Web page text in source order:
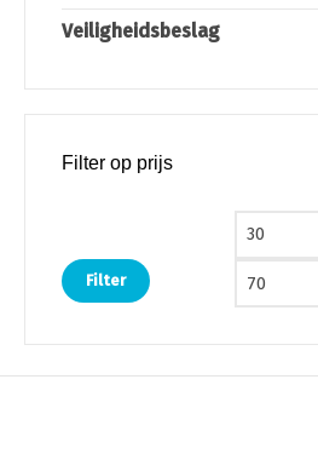
Veiligheidsbeslag
Filter op prijs
Min. prijs
Filter